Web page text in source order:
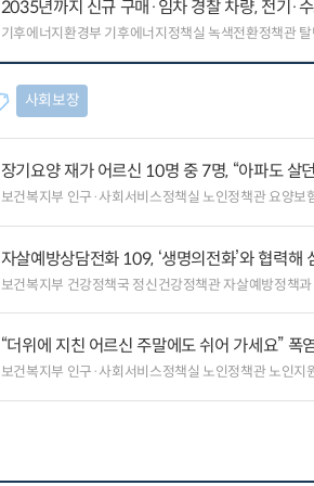
2035년까지 신규 구매·임차 경찰 차량, 전기·
기후에너지환경부 기후에너지정책실 녹색전환정책관
사회보장
장기요양 재가 어르신 10명 중 7명, “아파도 살
보건복지부 인구·사회서비스정책실 노인정책관 요양보
자살예방상담전화 109, ‘생명의전화’와 협력해
보건복지부 건강정책국 정신건강정책관 자살예방정책과
“더위에 지친 어르신 주말에도 쉬어 가세요”
보건복지부 인구·사회서비스정책실 노인정책관 노인지